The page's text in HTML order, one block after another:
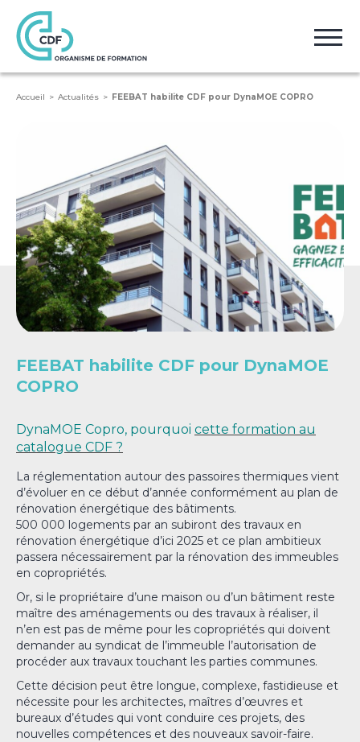
Accueil Actualités FEEBAT habilite CDF pour DynaMOE COPRO
FEEBAT habilite CDF pour DynaMOE
COPRO
DynaMOE Copro, pourquoi cette formation au
catalogue CDF ?
La réglementation autour des passoires thermiques vient
d’évoluer en ce début d’année conformément au plan de
rénovation énergétique des bâtiments.
500 000 logements par an subiront des travaux en
rénovation énergétique d’ici 2025 et ce plan ambitieux
passera nécessairement par la rénovation des immeubles
en copropriétés.
Or, si le propriétaire d’une maison ou d’un bâtiment reste
maître des aménagements ou des travaux à réaliser, il
n’en est pas de même pour les copropriétés qui doivent
demander au syndicat de l’immeuble l’autorisation de
procéder aux travaux touchant les parties communes.
Cette décision peut être longue, complexe, fastidieuse et
nécessite pour les architectes, maîtres d’œuvres et
bureaux d’études qui vont conduire ces projets, des
nouvelles compétences et des nouveaux savoir-faire.